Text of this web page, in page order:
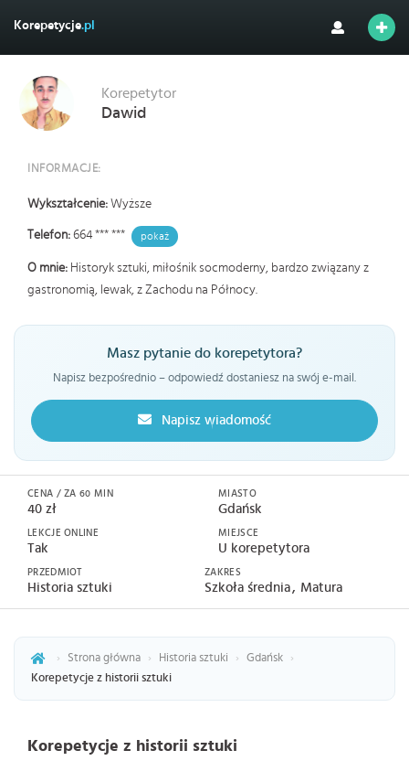
Korepetycje.pl
Korepetytor
Dawid
INFORMACJE:
Wykształcenie: Wyższe
Telefon: 664 *** *** pokaż
O mnie: Historyk sztuki, miłośnik socmoderny, bardzo związany z
gastronomią, lewak, z Zachodu na Północy.
Masz pytanie do korepetytora?
Napisz bezpośrednio – odpowiedź dostaniesz na swój e-mail.
Napisz wiadomość
CENA / ZA 60 MIN
40 zł
LEKCJE ONLINE
Tak
MIASTO
Gdańsk
MIEJSCE
U korepetytora
PRZEDMIOT
Historia sztuki
ZAKRES
Szkoła średnia Matura
› Strona główna › Historia sztuki › Gdańsk
›
Korepetycje z historii sztuki
Korepetycje z historii sztuki